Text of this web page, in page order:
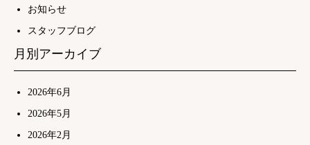
お知らせ
スタッフブログ
月別アーカイブ
2026年6月
2026年5月
2026年2月